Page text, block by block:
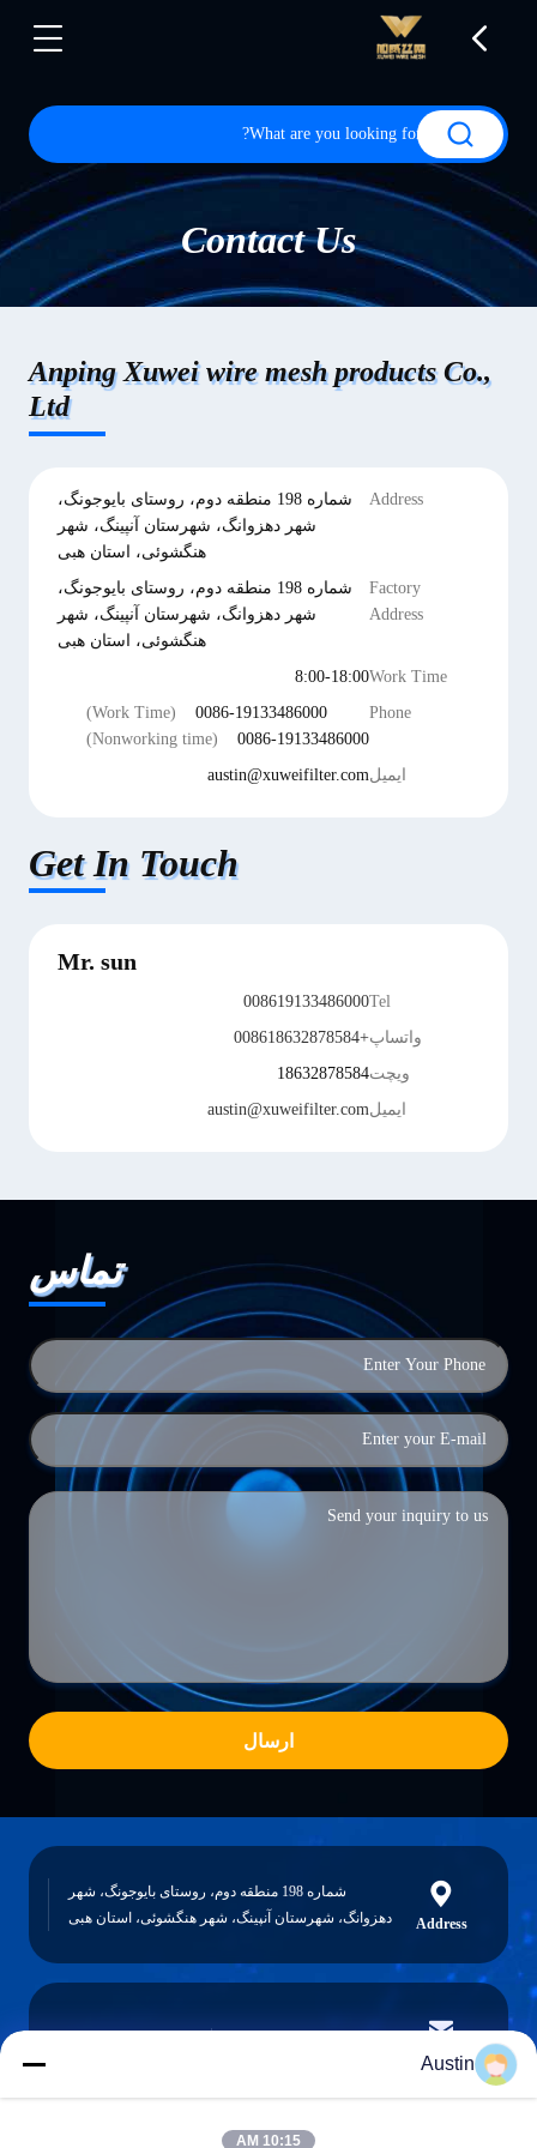
Contact Us
Anping Xuwei wire mesh products Co.,
Ltd
Address
شماره 198 منطقه دوم، روستای بایوجونگ،
شهر دهزوانگ، شهرستان آنپینگ، شهر
هنگشوئی، استان هبی
Factory
Address
شماره 198 منطقه دوم، روستای بایوجونگ،
شهر دهزوانگ، شهرستان آنپینگ، شهر
هنگشوئی، استان هبی
Work Time
8:00-18:00
Phone
0086-19133486000
(Work Time)
0086-19133486000
(Nonworking time)
ایمیلaustin@xuweifilter.com
Get In Touch
Mr. sun
Tel
008619133486000
واتساپ+008618632878584
ویچت18632878584
ایمیلaustin@xuweifilter.com
تماس
ارسال
Address
شماره 198 منطقه دوم، روستای بایوجونگ، شهر
دهزوانگ، شهرستان آنپینگ، شهر هنگشوئی، استان هبی
E-mail
Austin
10:15 AM